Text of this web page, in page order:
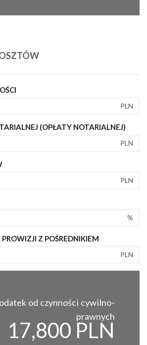
PLN
(OPŁATY NOTARIALNEJ)
PLN
PLN
%
Z POŚREDNIKIEM
PLN
od czynności cywilno-
prawnych
17,800 PLN